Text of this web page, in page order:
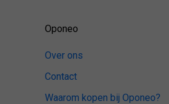
Oponeo
Over ons
Contact
Waarom kopen bij Oponeo?